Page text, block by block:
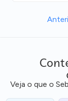
Veja o que o